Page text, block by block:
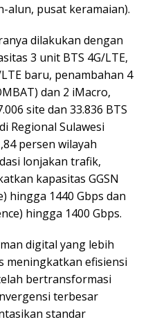
alun, pusat keramaian).
dilakukan dengan
3 unit BTS 4G/LTE,
baru, penambahan 4
dan 2 iMacro,
site dan 33.836 BTS
Regional Sulawesi
persen wilayah
lonjakan trafik,
kapasitas GGSN
hingga 1440 Gbps dan
hingga 1400 Gbps.
digital yang lebih
meningkatkan efisiensi
bertransformasi
terbesar
standar